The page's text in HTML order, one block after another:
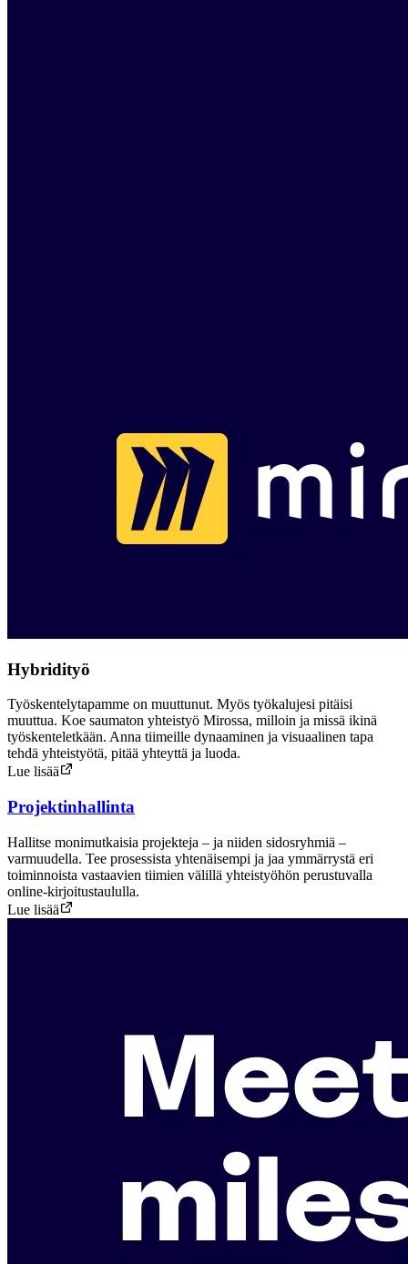
Hybridityö
Työskentelytapamme on muuttunut. Myös työkalujesi pitäisi
muuttua. Koe saumaton yhteistyö Mirossa, milloin ja missä ikinä
työskenteletkään. Anna tiimeille dynaaminen ja visuaalinen tapa
tehdä yhteistyötä, pitää yhteyttä ja luoda.
Lue lisää
Projektinhallinta
Hallitse monimutkaisia projekteja – ja niiden sidosryhmiä –
varmuudella. Tee prosessista yhtenäisempi ja jaa ymmärrystä eri
toiminnoista vastaavien tiimien välillä yhteistyöhön perustuvalla
online-kirjoitustaululla.
Lue lisää